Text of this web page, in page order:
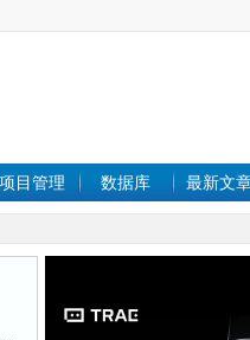
项目管理 数据库 最新文